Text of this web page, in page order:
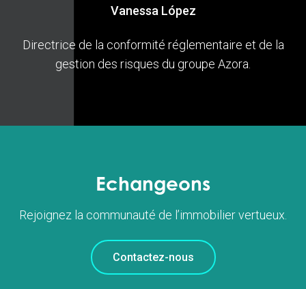
Vanessa López
Directrice de la conformité réglementaire et de la
gestion des risques du groupe Azora.
Echangeons
Rejoignez la communauté de l’immobilier vertueux.
Contactez-nous